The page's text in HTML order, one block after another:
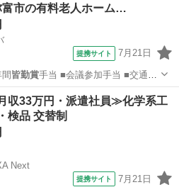
富市の有料老人ホーム…
提携サイト 7月21日
皆勤賞手当 ■会議参加手当 ■交通支
介護
収33万円・派遣社員≫化学系工
検品 交替制
Next
提携サイト 7月21日